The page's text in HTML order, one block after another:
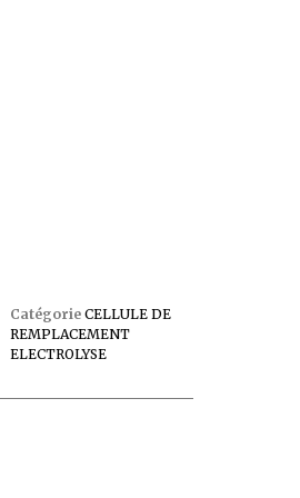
Catégorie CELLULE DE
REMPLACEMENT
ELECTROLYSE